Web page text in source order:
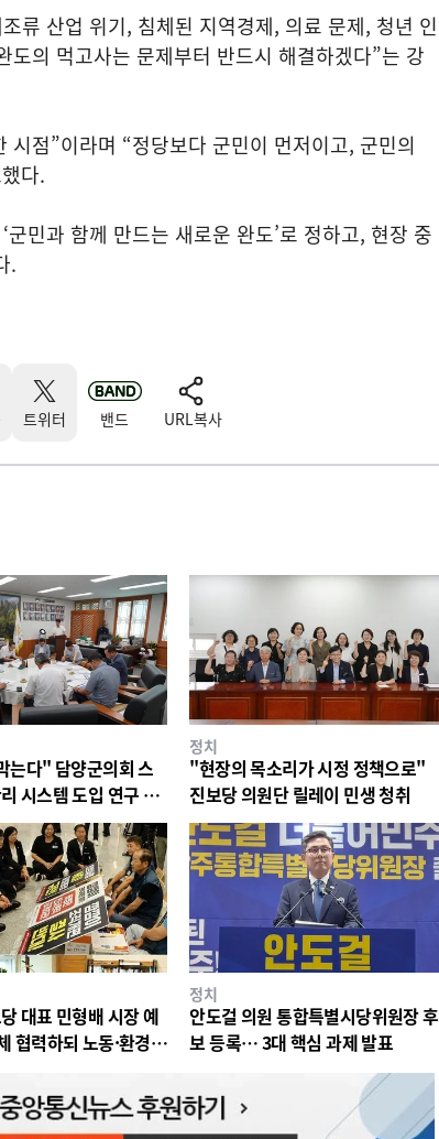
류 산업 위기, 침체된 지역경제, 의료 문제, 청년 인
의 먹고사는 문제부터 반드시 해결하겠다”는 강
점”이라며 “정당보다 군민이 먼저이고, 군민의
다.
민과 함께 만드는 새로운 완도’로 정하고, 현장 중
.
트위터 밴드 URL복사
는다" 담양군의회 스
시스템 도입 연구 착
정치
"현장의 목소리가 시정 정책으로"
진보당 의원단 릴레이 민생 청취
대표 민형배 시장 예
협력하되 노동·환경
정치
안도걸 의원 통합특별시당위원장 후
보 등록… 3대 핵심 과제 발표